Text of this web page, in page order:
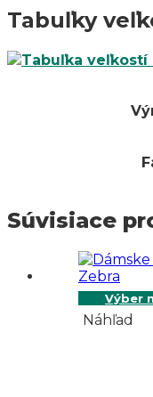
Tabuľky
Súvisiace
Výber
Náhľad